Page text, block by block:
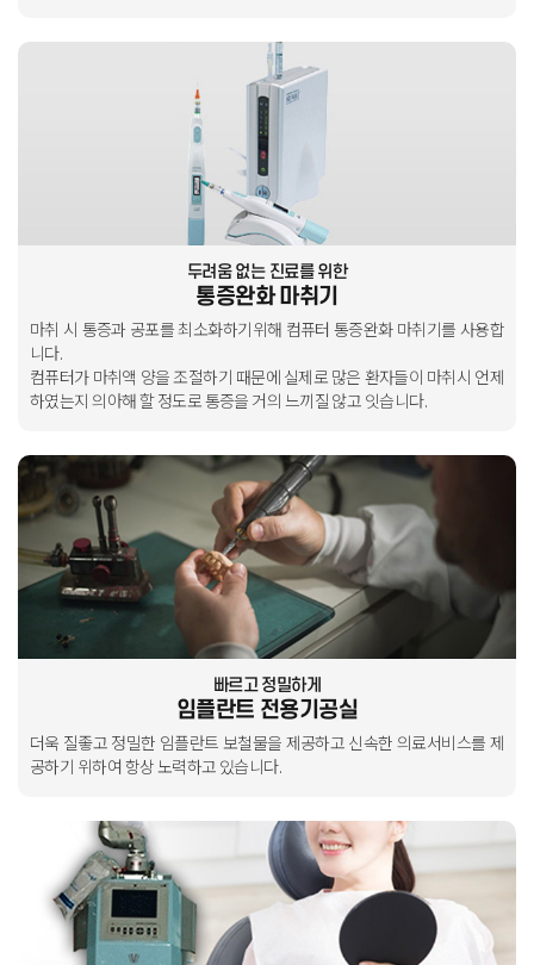
두려움 없는 진료를 위한
통증완화 마취기
마취 시 통증과 공포를 최소화하기위해 컴퓨터 통증완화 마취기를 사용합
니다.
컴퓨터가 마취액 양을 조절하기 때문에 실제로 많은 환자들이 마취시 언제
하였는지 의아해 할 정도로 통증을 거의 느끼질 않고 잇습니다.
빠르고 정밀하게
임플란트 전용기공실
더욱 질좋고 정밀한 임플란트 보철물을 제공하고 신속한 의료서비스를 제
공하기 위하여 항상 노력하고 있습니다.